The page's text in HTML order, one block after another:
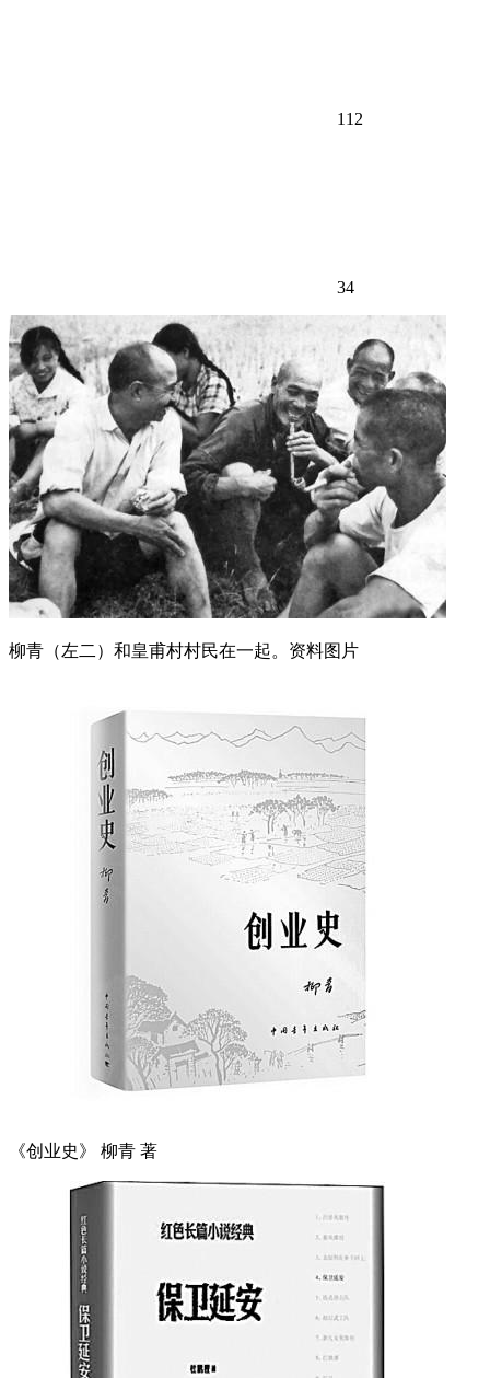
112
34
柳青（左二）和皇甫村村民在一起。资料图片
《创业史》 柳青 著